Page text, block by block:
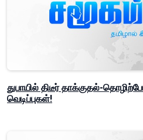
துபாயில் திடீர் தாக்குதல்-
வெடிப்புகள்!